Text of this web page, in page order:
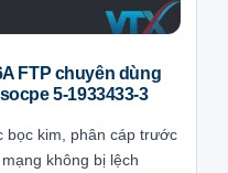
FTP chuyên dùng
5-1933433-3
bọc kim, phân cáp trước
không bị lệch